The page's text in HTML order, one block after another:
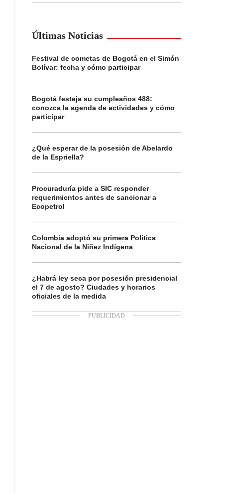
Últimas Noticias
Festival de cometas de Bogotá en el Simón
Bolívar: fecha y cómo participar
Bogotá festeja su cumpleaños 488:
conozca la agenda de actividades y cómo
participar
¿Qué esperar de la posesión de Abelardo
de la Espriella?
Procuraduría pide a SIC responder
requerimientos antes de sancionar a
Ecopetrol
Colombia adoptó su primera Política
Nacional de la Niñez Indígena
¿Habrá ley seca por posesión presidencial
el 7 de agosto? Ciudades y horarios
oficiales de la medida